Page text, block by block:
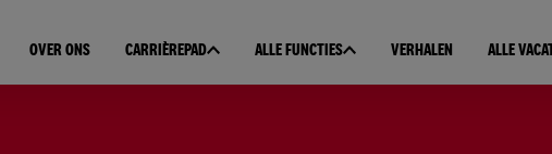
OVER ONS CARRIÈREPAD ALLE FUNCTIES VERHALEN ALLE